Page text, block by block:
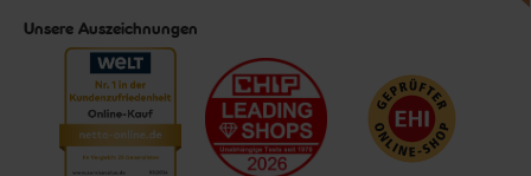
Unsere Auszeichnungen